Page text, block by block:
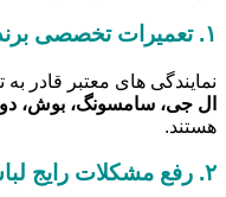
۱. تعمیرات تخصصی
نمایندگی های معتبر قادر
ال جی، سامسونگ، بوش،
هستند.
۲. رفع مشکلات رایج